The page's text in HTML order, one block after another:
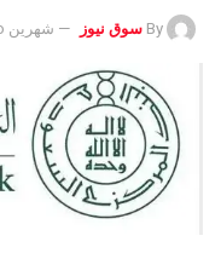
By سوق نيوز شهرين Ago